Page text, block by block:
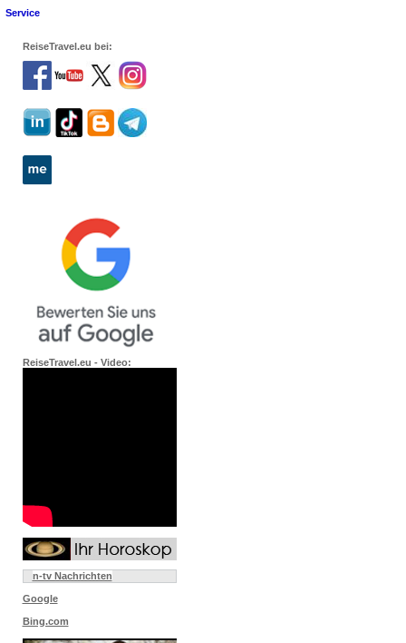
Service
ReiseTravel.eu bei:
ReiseTravel.eu - Video:
n-tv Nachrichten
Google
Bing.com